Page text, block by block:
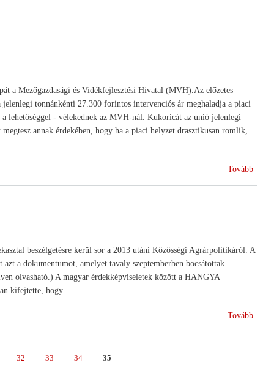
a Mezőgazdasági és Vidékfejlesztési Hivatal (MVH).Az előzetes
jelenlegi tonnánkénti 27.300 forintos intervenciós ár meghaladja a piaci
lehetőséggel - vélekednek az MVH-nál. Kukoricát az unió jelenlegi
annak érdekében, hogy ha a piaci helyzet drasztikusan romlik,
Tovább
beszélgetésre kerül sor a 2013 utáni Közösségi Agrárpolitikáról. A
a dokumentumot, amelyet tavaly szeptemberben bocsátottak
olvasható.) A magyar érdekképviseletek között a HANGYA
kifejtette, hogy
Tovább
Page
32 Page
33 Page
34 Page
35